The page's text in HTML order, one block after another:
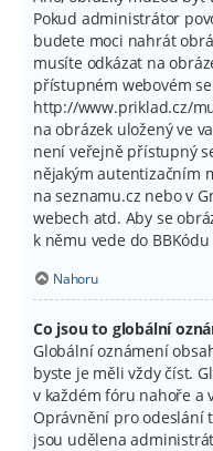
Pokud administrátor
budete moci nahrát
musíte odkázat na
přístupném webovém
http://www.priklad.cz/
na obrázek uložený ve
není veřejně přístupný
nějakým autentizačním
na seznamu.cz nebo v
webech atd. Aby se
k němu vede do
Nahoru
Co jsou to globální
Globální oznámení
byste je měli vždy číst.
v každém fóru nahoře a
Oprávnění pro odeslání
jsou udělena